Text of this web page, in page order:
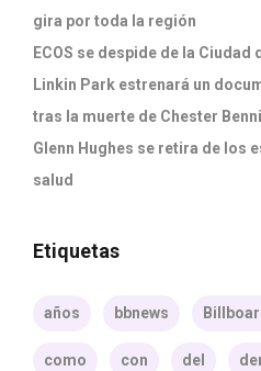
gira por toda la región
ECOS se despide de la Ciudad
Linkin Park estrenará un
tras la muerte de Chester
Glenn Hughes se retira de los
salud
Etiquetas
años bbnews
como con del